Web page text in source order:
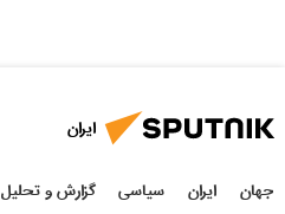
ایران
جهان ایران سیاسی گزارش و تحلیل